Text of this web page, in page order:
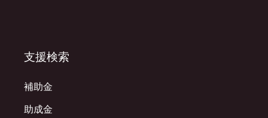
支援検索
補助金
助成金